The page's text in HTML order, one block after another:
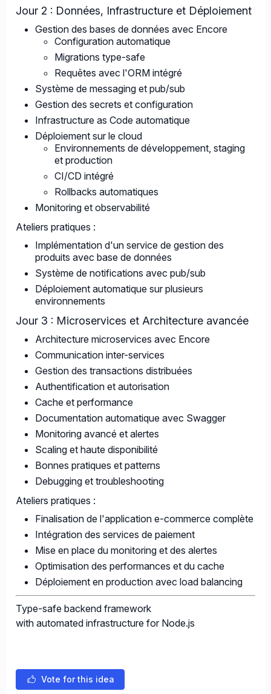
Jour 2 : Données, Infrastructure et Déploiement
Gestion des bases de données avec Encore
Configuration automatique
Migrations type-safe
Requêtes avec l'ORM intégré
Système de messaging et pub/sub
Gestion des secrets et configuration
Infrastructure as Code automatique
Déploiement sur le cloud
Environnements de développement, staging
et production
CI/CD intégré
Rollbacks automatiques
Monitoring et observabilité
Ateliers pratiques :
Implémentation d'un service de gestion des
produits avec base de données
Système de notifications avec pub/sub
Déploiement automatique sur plusieurs
environnements
Jour 3 : Microservices et Architecture avancée
Architecture microservices avec Encore
Communication inter-services
Gestion des transactions distribuées
Authentification et autorisation
Cache et performance
Documentation automatique avec Swagger
Monitoring avancé et alertes
Scaling et haute disponibilité
Bonnes pratiques et patterns
Debugging et troubleshooting
Ateliers pratiques :
Finalisation de l'application e-commerce complète
Intégration des services de paiement
Mise en place du monitoring et des alertes
Optimisation des performances et du cache
Déploiement en production avec load balancing
Type-safe backend framework
with automated infrastructure for Node.js
Vote for this idea